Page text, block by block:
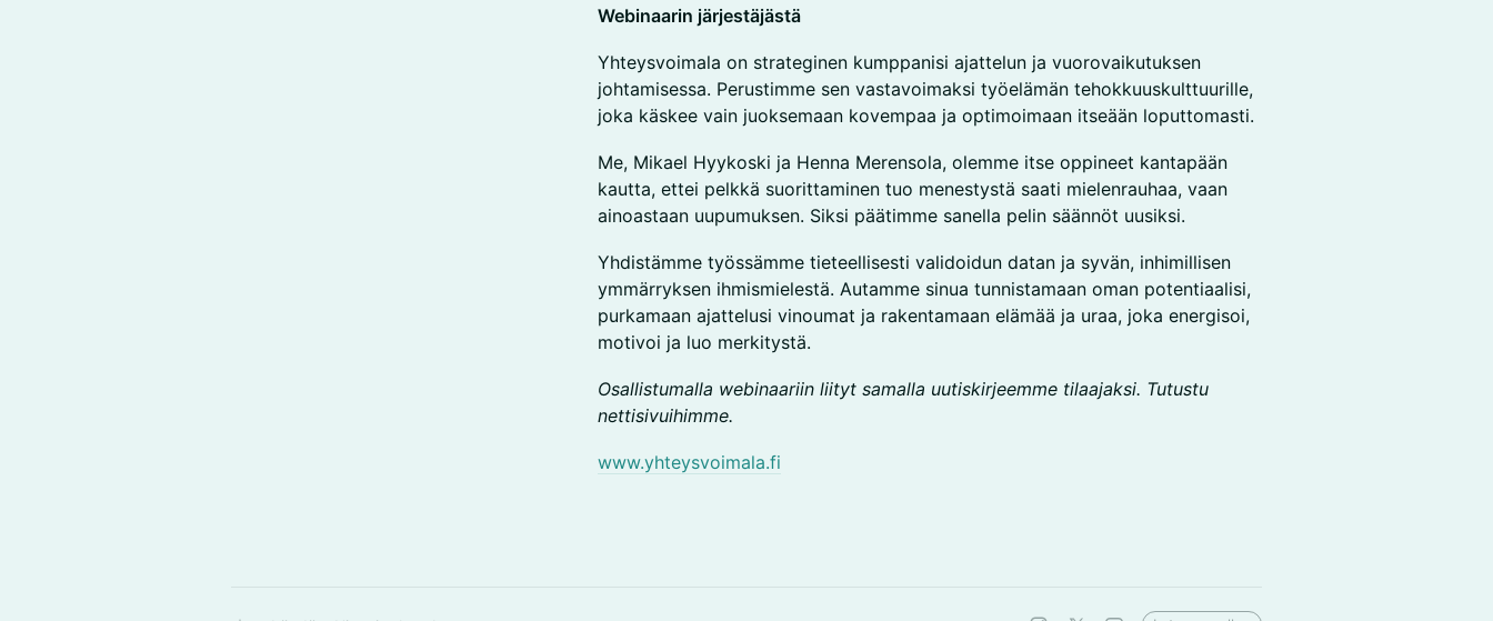
Webinaarin järjestäjästä
Yhteysvoimala on strateginen kumppanisi ajattelun ja vuorovaikutuksen
johtamisessa. Perustimme sen vastavoimaksi työelämän tehokkuuskulttuurille,
joka käskee vain juoksemaan kovempaa ja optimoimaan itseään loputtomasti.
Me, Mikael Hyykoski ja Henna Merensola, olemme itse oppineet kantapään
kautta, ettei pelkkä suorittaminen tuo menestystä saati mielenrauhaa, vaan
ainoastaan uupumuksen. Siksi päätimme sanella pelin säännöt uusiksi.
Yhdistämme työssämme tieteellisesti validoidun datan ja syvän, inhimillisen
ymmärryksen ihmismielestä. Autamme sinua tunnistamaan oman potentiaalisi,
purkamaan ajattelusi vinoumat ja rakentamaan elämää ja uraa, joka energisoi,
motivoi ja luo merkitystä.
Osallistumalla webinaariin liityt samalla uutiskirjeemme tilaajaksi. Tutustu
nettisivuihimme.
www.yhteysvoimala.fi